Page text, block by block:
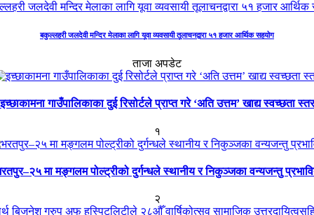
बकुल्लहरी जलदेवी मन्दिर मेलाका लागि यूवा व्यवसायी तूलाचनद्वारा ५१ हजार आर्थिक सहयोग
ताजा अपडेट
इच्छाकामना गाउँपालिकाका दुई रिसोर्टले प्राप्त गरे ‘अति उत्तम’ खाद्य स्वच्छता स्तर
१
मा मङ्गलम पोल्ट्रीको दुर्गन्धले स्थानीय र निकुञ्जका वन्यजन्तु
२